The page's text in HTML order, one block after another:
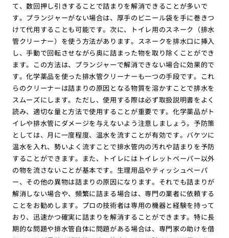
て、数回押し引きすることで詰まりを解消できることが多いで
す。プランジャーがない場合は、厚手のビニール袋を手に巻きつ
けて代用することも可能です。次に、トイレ用のスネーク（排水
管クリーナー）を使う方法があります。スネークを排水口に挿入
し、手動で回転させながら奥に詰まった物を取り除くことができ
ます。この方法は、プランジャーで解消できない場合に効果的で
す。化学薬品を使った排水管クリーナーも一つの手段です。これ
らのクリーナーは詰まりの原因となる物質を溶かすことで排水を
スムーズにします。ただし、使用する際は必ず取扱説明書をよく
読み、適切な量と方法で使用することが重要です。化学薬品がト
イレや排水管にダメージを与えないよう注意しましょう。予防策
としては、月に一度程度、温水を流すことが有効です。バケツに
温水を入れ、勢いよく流すことで排水管内の汚れや詰まりを予防
することができます。また、トイレにはトイレットペーパー以外
の物を流さないことが基本です。生理用品やティッシュペーパ
ー、その他の異物は詰まりの原因になります。それでも詰まりが
解消しない場合や、頻繁に詰まる場合は、専門の業者に依頼する
ことをお勧めします。プロの技術者は専用の機器と経験を持って
おり、迅速かつ確実に詰まりを解消することができます。特に長
期的な問題や排水管自体に問題がある場合は、専門家の助けを借